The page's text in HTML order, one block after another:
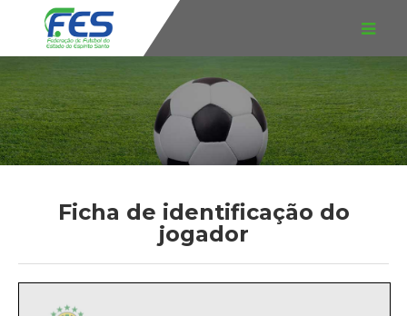
Ficha de identificação do
jogador